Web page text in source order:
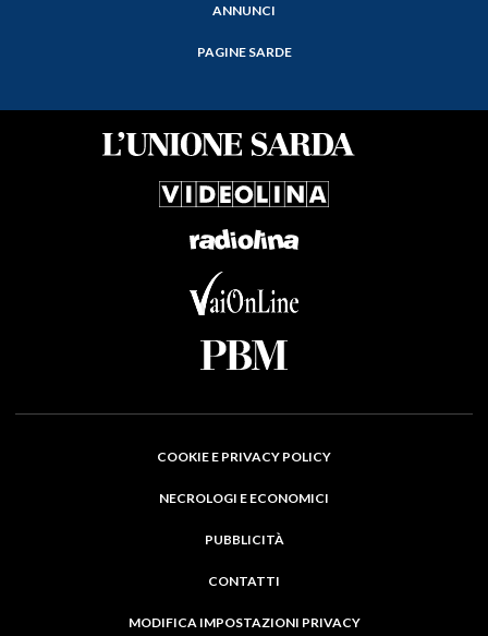
ANNUNCI
PAGINE SARDE
COOKIE E PRIVACY POLICY
NECROLOGI E ECONOMICI
PUBBLICITÀ
CONTATTI
MODIFICA IMPOSTAZIONI PRIVACY